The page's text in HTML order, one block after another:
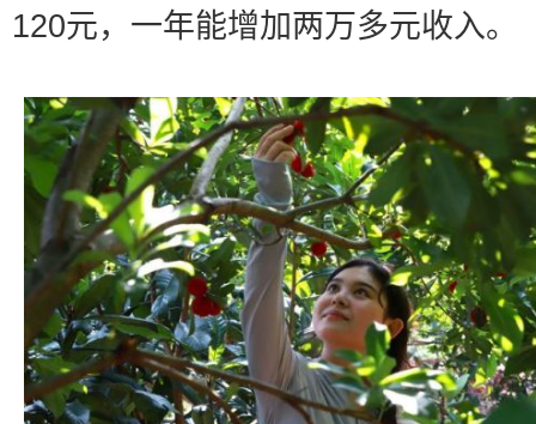
120元，一年能增加两万多元收入。